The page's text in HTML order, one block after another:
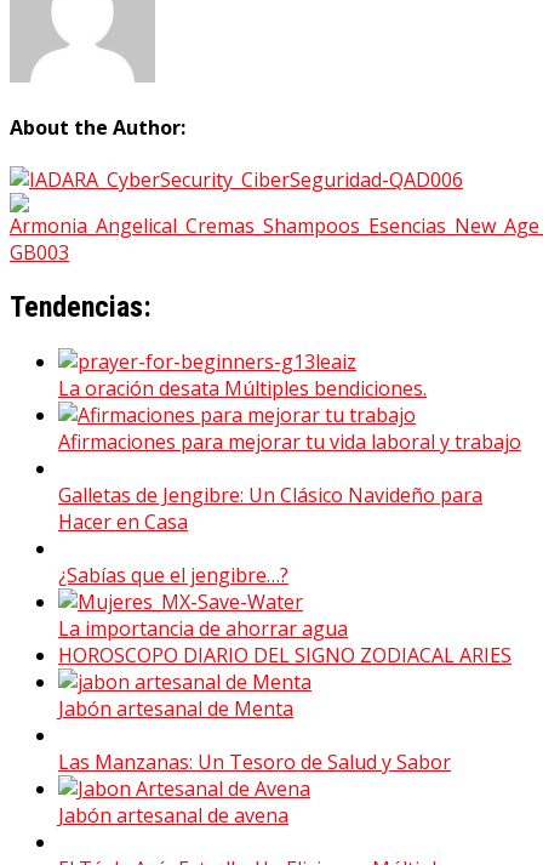
About the Author:
Tendencias:
La oración desata Múltiples bendiciones.
Afirmaciones para mejorar tu vida laboral y trabajo
Galletas de Jengibre: Un Clásico Navideño para
Hacer en Casa
¿Sabías que el jengibre…?
La importancia de ahorrar agua
HOROSCOPO DIARIO DEL SIGNO ZODIACAL ARIES
Jabón artesanal de Menta
Las Manzanas: Un Tesoro de Salud y Sabor
Jabón artesanal de avena